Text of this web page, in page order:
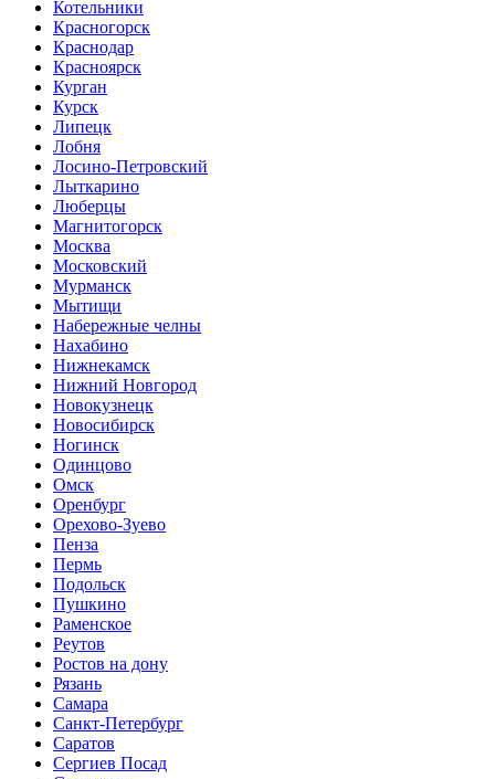
Котельники
Красногорск
Краснодар
Красноярск
Курган
Курск
Липецк
Лобня
Лосино-Петровский
Лыткарино
Люберцы
Магнитогорск
Москва
Московский
Мурманск
Мытищи
Набережные челны
Нахабино
Нижнекамск
Нижний Новгород
Новокузнецк
Новосибирск
Ногинск
Одинцово
Омск
Оренбург
Орехово-Зуево
Пенза
Пермь
Подольск
Пушкино
Раменское
Реутов
Ростов на дону
Рязань
Самара
Санкт-Петербург
Саратов
Сергиев Посад